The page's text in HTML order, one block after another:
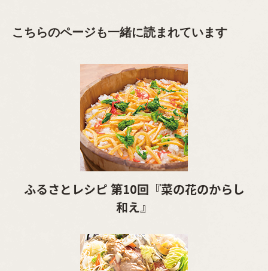
こちらのページも一緒に読まれています
ふるさとレシピ 第10回『菜の花のからし
和え』